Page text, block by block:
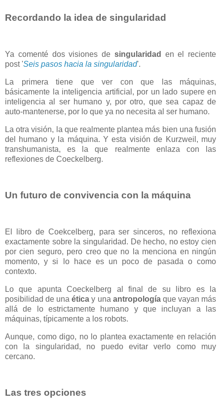
Recordando la idea de singularidad
Ya comenté dos visiones de singularidad
en el reciente
post 'Seis pasos hacia la singularidad'.
La primera tiene que ver con que las máquinas,
básicamente la inteligencia artificial, por un lado supere en
inteligencia al ser humano y, por otro, que sea capaz de
auto-mantenerse, por lo que ya no necesita al ser humano.
La otra visión, la que realmente plantea más bien una fusión
del humano y la máquina. Y esta visión de Kurzweil, muy
transhumanista, es la que realmente enlaza con las
reflexiones de Coeckelberg.
Un futuro de convivencia con la máquina
El libro de Coekcelberg, para ser sinceros, no reflexiona
exactamente sobre la singularidad. De hecho, no estoy cien
por cien seguro, pero creo que no la menciona en ningún
momento, y si lo hace es un poco de pasada o como
contexto.
Lo que apunta Coeckelberg al final de su libro es la
posibilidad de unaética y una antropologíaque vayan más
allá de lo estrictamente humano y que incluyan a las
máquinas, típicamente a los robots.
Aunque, como digo, no lo plantea exactamente en relación
con la singularidad, no puedo evitar verlo como muy
cercano.
Las tres opciones